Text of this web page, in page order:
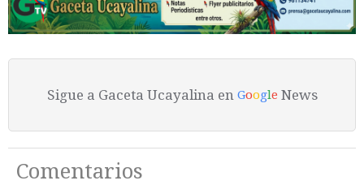
Sigue a Gaceta Ucayalina en Google News
Comentarios